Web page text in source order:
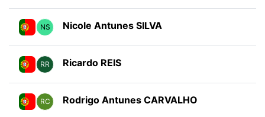
NS Nicole Antunes SILVA
RR Ricardo REIS
RC Rodrigo Antunes CARVALHO